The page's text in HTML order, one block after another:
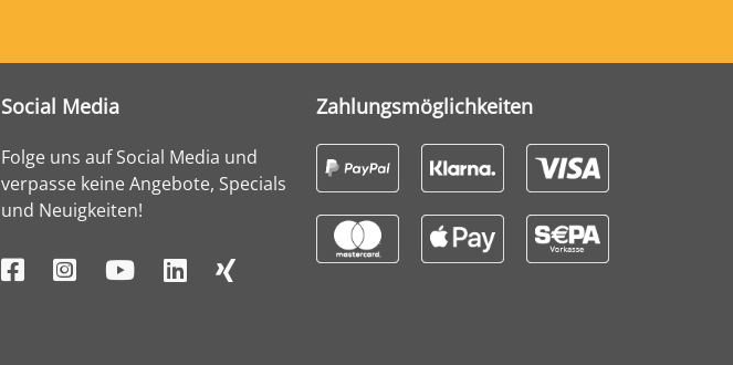
Social Media
Folge uns auf Social Media und
verpasse keine Angebote, Specials
und Neuigkeiten!
Zahlungsmöglichkeiten